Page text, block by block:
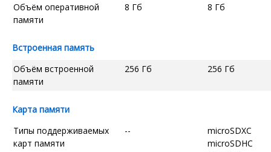
Объём оперативной
памяти
8 Гб 8 Гб
Встроенная память
Объём встроенной
памяти
256 Гб 256 Гб
Карта памяти
Типы поддерживаемых
карт памяти
--
microSDXC
microSDHC